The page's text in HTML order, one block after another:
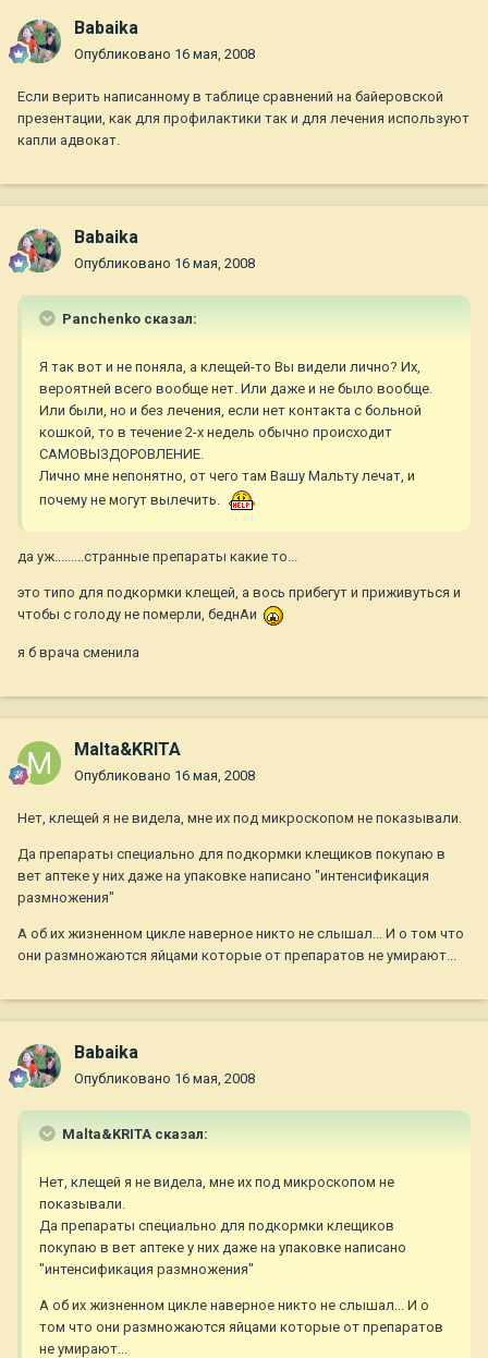
Babaika
Опубликовано 16 мая, 2008
Если верить написанному в таблице сравнений на байеровской
презентации, как для профилактики так и для лечения используют
капли адвокат.
Babaika
Опубликовано 16 мая, 2008
Panchenko сказал:
Я так вот и не поняла, а клещей-то Вы видели лично? Их,
вероятней всего вообще нет. Или даже и не было вообще.
Или были, но и без лечения, если нет контакта с больной
кошкой, то в течение 2-х недель обычно происходит
САМОВЫЗДОРОВЛЕНИЕ.
Лично мне непонятно, от чего там Вашу Мальту лечат, и
почему не могут вылечить.
да уж.........странные препараты какие то...
это типо для подкормки клещей, а вось прибегут и приживуться и
чтобы с голоду не померли, беднАи
я б врача сменила
Malta&KRITA
Опубликовано 16 мая, 2008
Нет, клещей я не видела, мне их под микроскопом не показывали.
Да препараты специально для подкормки клещиков покупаю в
вет аптеке у них даже на упаковке написано "интенсификация
размножения"
А об их жизненном цикле наверное никто не слышал... И о том что
они размножаются яйцами которые от препаратов не умирают...
Babaika
Опубликовано 16 мая, 2008
Malta&KRITA сказал:
Нет, клещей я не видела, мне их под микроскопом не
показывали.
Да препараты специально для подкормки клещиков
покупаю в вет аптеке у них даже на упаковке написано
"интенсификация размножения"
А об их жизненном цикле наверное никто не слышал... И о
том что они размножаются яйцами которые от препаратов
не умирают...